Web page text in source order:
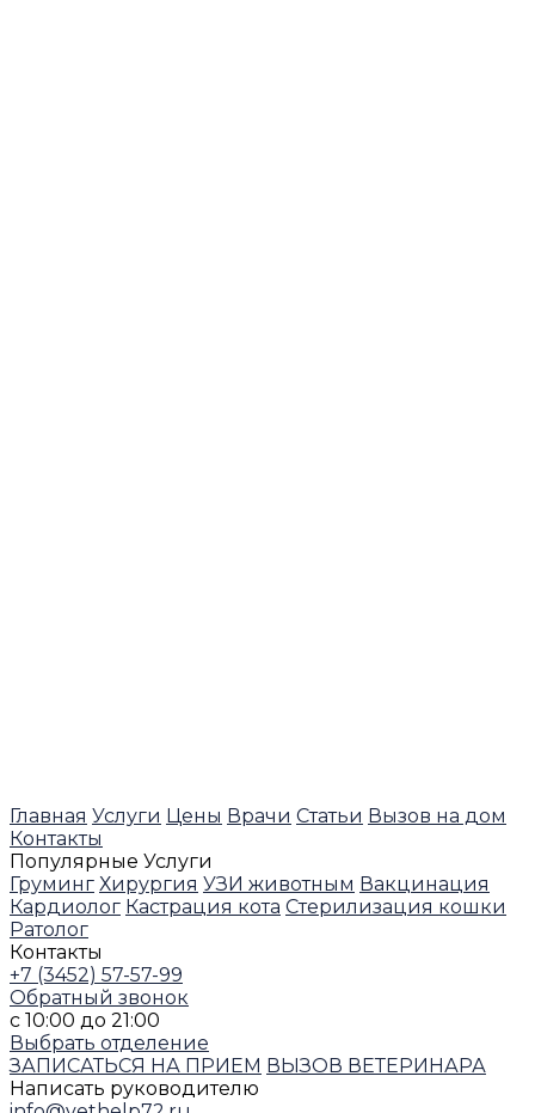
Главная Услуги Цены Врачи Статьи Вызов на дом
Контакты
Популярные Услуги
Груминг Хирургия УЗИ животным Вакцинация
Кардиолог Кастрация кота Стерилизация кошки
Ратолог
Контакты
+7 (3452) 57-57-99
Обратный звонок
с 10:00 до 21:00
Выбрать отделение
ЗАПИСАТЬСЯ НА ПРИЕМ ВЫЗОВ ВЕТЕРИНАРА
Написать руководителю